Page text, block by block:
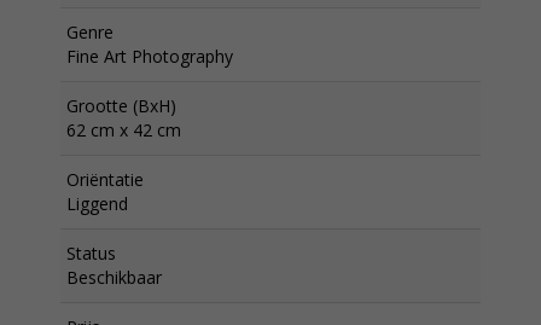
Genre
Fine Art Photography
Grootte (BxH)
62 cm x 42 cm
Oriëntatie
Liggend
Status
Beschikbaar